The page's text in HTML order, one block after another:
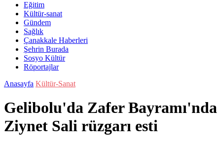
Eğitim
Kültür-sanat
Gündem
Sağlık
Çanakkale Haberleri
Şehrin Burada
Sosyo Kültür
Röportajlar
Anasayfa Kültür-Sanat
Gelibolu'da Zafer Bayramı'nda
Ziynet Sali rüzgarı esti